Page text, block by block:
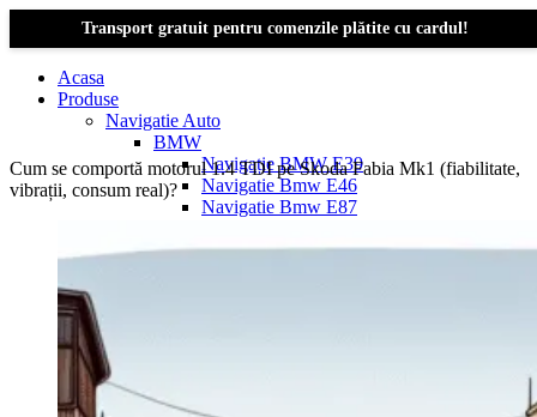
Transport gratuit pentru comenzile plătite cu cardul!
Acasa
Produse
Navigatie Auto
BMW
Navigație BMW E39
Navigatie Bmw E46
Navigatie Bmw E87
Navigatie Bmw E91
Cum se comportă motorul 1.4 TDI pe Skoda Fabia Mk1 (fiabilitate,
vibrații, consum real)?